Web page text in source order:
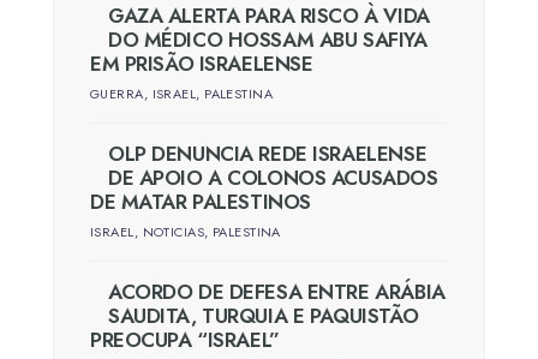
GAZA ALERTA PARA RISCO À VIDA
DO MÉDICO HOSSAM ABU SAFIYA
EM PRISÃO ISRAELENSE
GUERRA, ISRAEL, PALESTINA
OLP DENUNCIA REDE ISRAELENSE
DE APOIO A COLONOS ACUSADOS
DE MATAR PALESTINOS
ISRAEL, NOTICIAS, PALESTINA
ACORDO DE DEFESA ENTRE ARÁBIA
SAUDITA, TURQUIA E PAQUISTÃO
PREOCUPA “ISRAEL”